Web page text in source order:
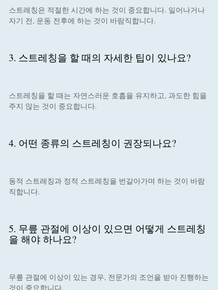
스트레칭은 적절한 시간에 하는 것이 중요합니다. 일어나거나
자기 전, 운동 전후에 하는 것이 바람직합니다.
3. 스트레칭을 할 때의 자세한 팁이 있나요?
스트레칭을 할 때는 자연스러운 호흡을 유지하고, 과도한 힘을
주지 않는 것이 중요합니다.
4. 어떤 종류의 스트레칭이 권장되나요?
동적 스트레칭과 정적 스트레칭을 번갈아가며 하는 것이 바람
직합니다.
5. 무릎 관절에 이상이 있으면 어떻게 스트레칭
을 해야 하나요?
무릎 관절에 이상이 있는 경우, 전문가의 조언을 받아 진행하는
것이 중요합니다.